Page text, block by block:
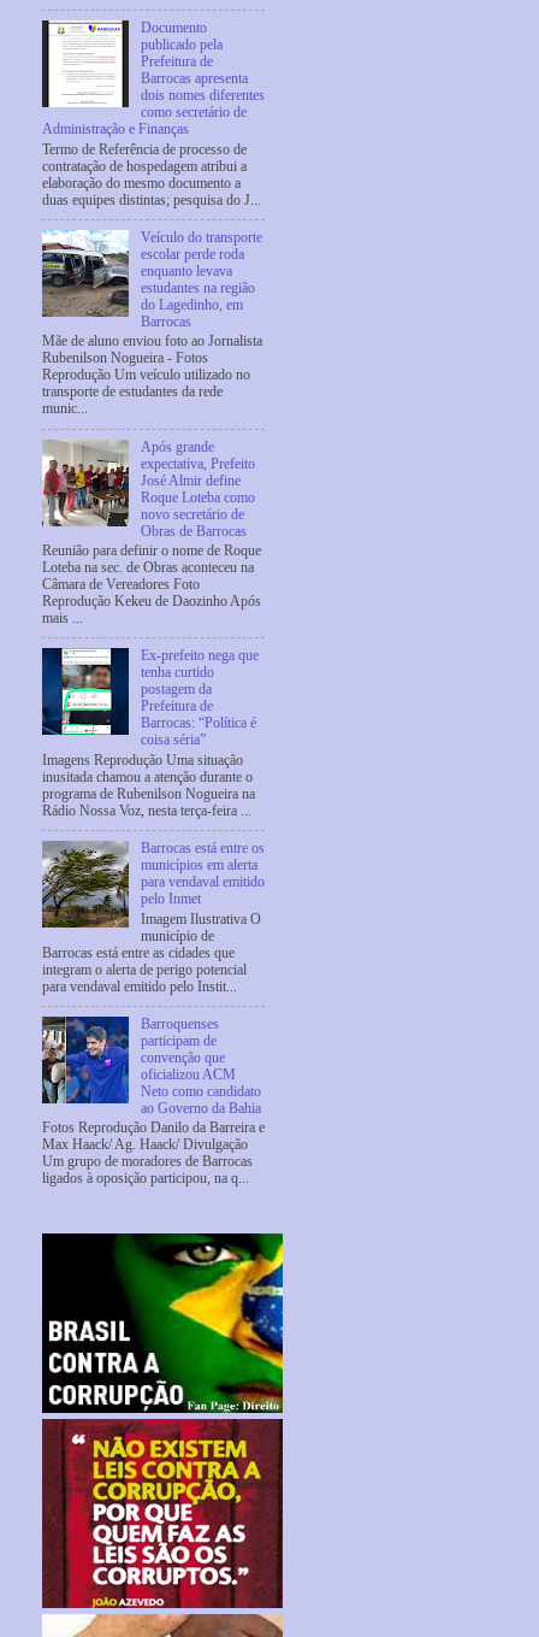
Documento
publicado pela
Prefeitura de
Barrocas apresenta
dois nomes diferentes
como secretário de
Administração e Finanças
Termo de Referência de processo de
contratação de hospedagem atribui a
elaboração do mesmo documento a
duas equipes distintas; pesquisa do J...
Veículo do transporte
escolar perde roda
enquanto levava
estudantes na região
do Lagedinho, em
Barrocas
Mãe de aluno enviou foto ao Jornalista
Rubenilson Nogueira - Fotos
Reprodução Um veículo utilizado no
transporte de estudantes da rede
munic...
Após grande
expectativa, Prefeito
José Almir define
Roque Loteba como
novo secretário de
Obras de Barrocas
Reunião para definir o nome de Roque
Loteba na sec. de Obras aconteceu na
Câmara de Vereadores Foto
Reprodução Kekeu de Daozinho Após
mais ...
Ex-prefeito nega que
tenha curtido
postagem da
Prefeitura de
Barrocas: “Política é
coisa séria”
Imagens Reprodução Uma situação
inusitada chamou a atenção durante o
programa de Rubenilson Nogueira na
Rádio Nossa Voz, nesta terça-feira ...
Barrocas está entre os
municípios em alerta
para vendaval emitido
pelo Inmet
Imagem Ilustrativa O
município de
Barrocas está entre as cidades que
integram o alerta de perigo potencial
para vendaval emitido pelo Instit...
Barroquenses
participam de
convenção que
oficializou ACM
Neto como candidato
ao Governo da Bahia
Fotos Reprodução Danilo da Barreira e
Max Haack/ Ag. Haack/ Divulgação
Um grupo de moradores de Barrocas
ligados à oposição participou, na q...